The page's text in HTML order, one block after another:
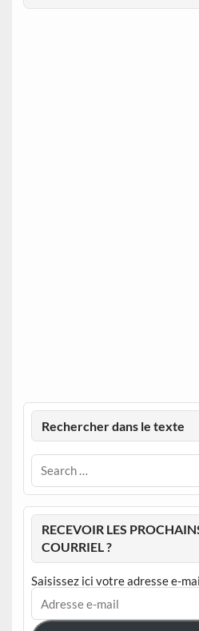
Rechercher dans le texte
RECEVOIR LES
COURRIEL ?
Saisissez ici votre adresse e-
Adresse
mail